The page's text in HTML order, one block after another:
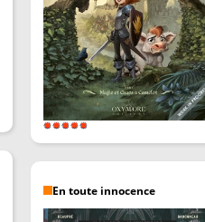
En toute innocence